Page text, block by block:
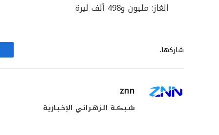
الغاز: مليون و498 ألف ليرة
شاركها.
znn
شـبـڪـة الـزهـرانـي الإخـبـاريـة